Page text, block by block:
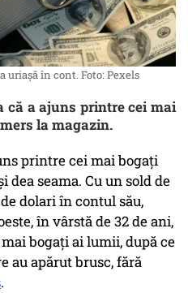
uriașă în cont. Foto: Pexels
că a ajuns printre cei mai
la magazin.
printre cei mai bogați
dea seama. Cu un sold de
dolari în contul său,
în vârstă de 32 de ani,
bogați ai lumii, după ce
au apărut brusc, fără
.